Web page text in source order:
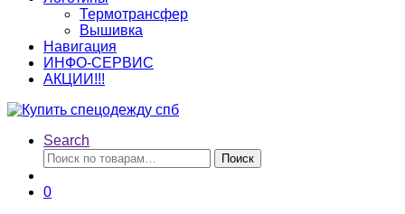
Термотрансфер
Вышивка
Навигация
ИНФО-СЕРВИС
АКЦИИ!!!
Search
Искать:
Поиск
0